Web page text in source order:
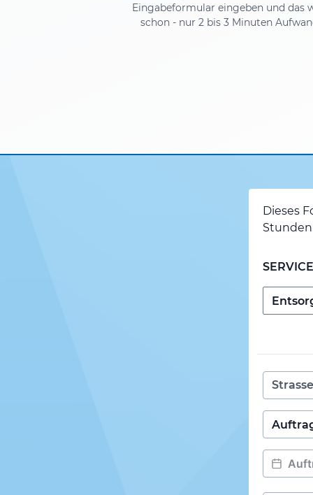
Eingabeformular eingeben und das
schon - nur 2 bis 3 Minuten
Dieses